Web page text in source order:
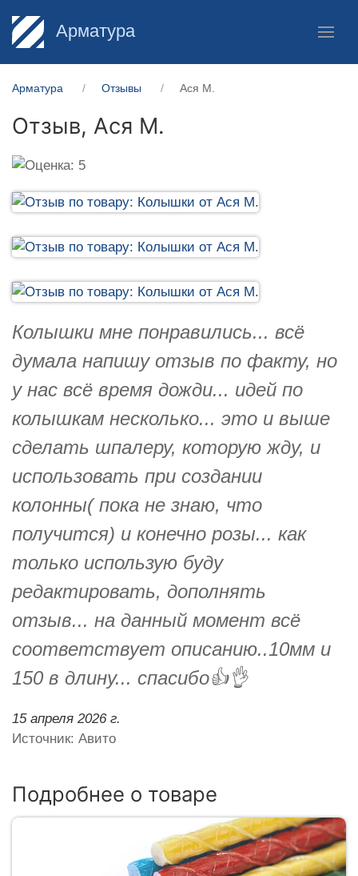
Арматура
Арматура Отзывы Ася М.
Отзыв, Ася М.
Колышки мне понравились... всё
думала напишу отзыв по факту, но
у нас всё время дожди... идей по
колышкам несколько... это и выше
сделать шпалеру, которую жду, и
использовать при создании
колонны( пока не знаю, что
получится) и конечно розы... как
только использую буду
редактировать, дополнять
отзыв... на данный момент всё
соответствует описанию..10мм и
150 в длину... спасибо👍👌
15 апреля 2026 г.
Источник: Авито
Подробнее о товаре